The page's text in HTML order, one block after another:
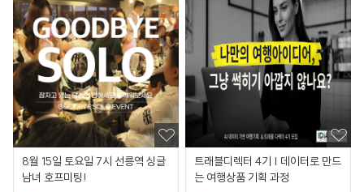
8월 15일 토요일 7시 선릉역 싱글
남녀 호프미팅!
트래블디렉터 4기 | 데이터로 만드
는 여행상품 기획 과정